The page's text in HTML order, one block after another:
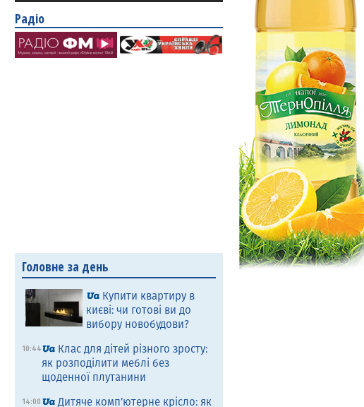
Радіо
Головне за день
Купити квартиру в
києві: чи готові ви до
вибору новобудови?
10:44
Клас для дітей різного зросту:
як розподілити меблі без
щоденної плутанини
14:00
Дитяче комп’ютерне крісло: як